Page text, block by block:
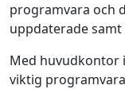
programvara och
uppdaterade
Med huvudkontor
viktig programvara